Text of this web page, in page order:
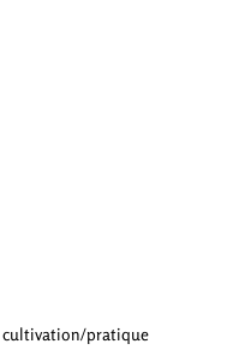
cultivation/pratique